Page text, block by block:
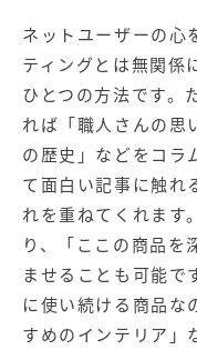
ネットユーザーの心
ティングとは無関係
ひとつの方法です。
れば「職人さんの思
の歴史」などをコラ
て面白い記事に触れ
れを重ねてくれます
り、「ここの商品を
ませることも可能で
に使い続ける商品な
すめのインテリア」